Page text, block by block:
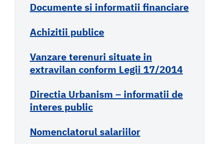
Documente si informatii financiare
Achizitii publice
Vanzare terenuri situate in
extravilan conform Legii 17/2014
Directia Urbanism – informatii de
interes public
Nomenclatorul salariilor